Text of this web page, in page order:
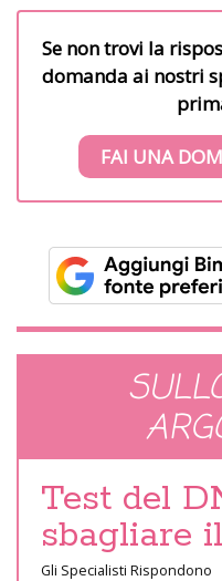
Se non trovi la
domanda ai nostri
FAI UNA
Test del
sbagliare
Gli Specialisti Rispondono